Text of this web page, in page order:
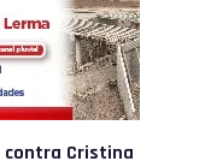
contra Cristina